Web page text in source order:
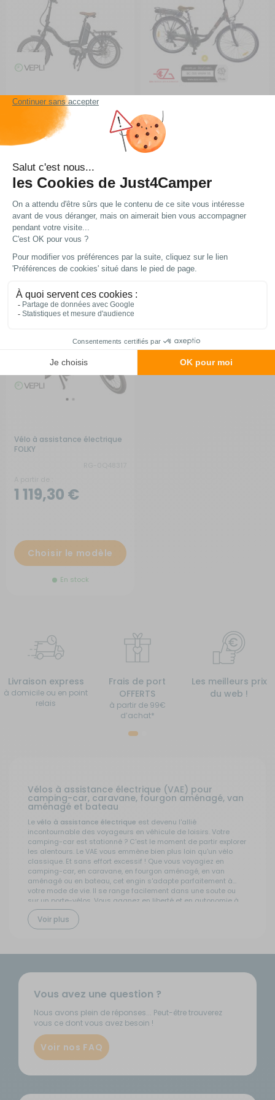
Vélo à assistance électrique
pliant JUNY
RG-0Q48319
A partir de :
2 124,15 €
Choisir le modèle
En stock
Vélo à assistance électrique
CITY ROAD 26,5P
1 199 €
En arrivage
Vélo à assistance électrique
FOLKY
1 119,30 €
Choisir le modèle
En stock
Livraison express
à domicile ou en point
relais
Frais de port
OFFERTS
à partir de 99€
d’achat*
Les meilleurs prix
du web !
Vélos à assistance électrique (VAE) pour
camping-car, caravane, fourgon aménagé, van
aménagé et bateau
Levélo à assistance électrique est devenu l'allié
incontournable des voyageurs en véhicule de loisirs. Votre
camping-car est stationné ? C'est le moment de partir explorer
les alentours. Le VAE vous emmène bien plus loin qu'un vélo
classique. Et sans effort excessif ! Que vous voyagiez en
camping-car, en caravane, en fourgon aménagé, en van
aménagé ou en bateau, cet engin s'adapte parfaitement à
votre mode de vie. Il se range facilement dans une soute ou
sur un porte-vélos. Vous gagnez en liberté et en autonomie à
chaque étape de votre road-trip.
Les différents types de vélos à assistance
électrique pour homme et femme
Il existe plusieurs types de VAE selon votre usage et votre
Le vélo électrique pliant léger : compact et
Le vélo électrique pliant est le chouchou des camping-
place dans une soute ou dans un coffre. Son cadre pliant est
souvent en aluminium, ce qui lui garantit légèreté et solidité.
C'est la solution idéale pour les utilisateurs qui souhaitent
combiner vélo et transports en commun lors de leurs
déplacements. Ce type de vélo convient parfaitement aux
trajets du quotidien comme aux balades touristiques. C'est un
Voir plus
Vous avez une question ?
Nous avons plein de réponses... Peut-être trouverez
vous ce dont vous avez besoin !
Voir nos FAQ